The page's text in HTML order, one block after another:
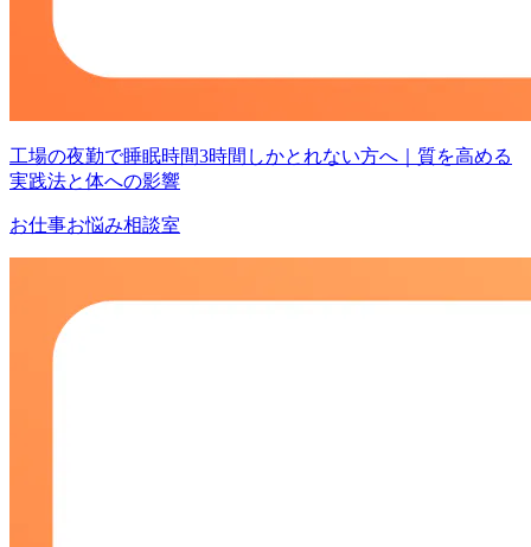
工場の夜勤で睡眠時間3時間しかとれない方へ｜質を高める
実践法と体への影響
お仕事お悩み相談室